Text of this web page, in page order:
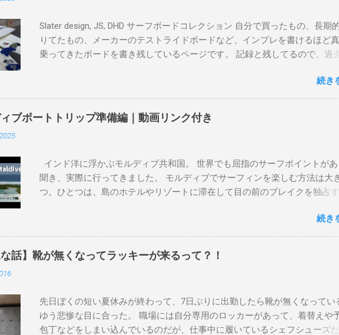
Slater design, JS, DHD サーフボードコレクション 自分で買ったもの、長期
りてたもの、メーカーのテストライドボードなど、インプレを書けるほど
乗ってきたボードを書き残しているページです。 記録と残してるので、過
フボードに乗って、サーフィンの世界にどっぷり浸かりたいですね。 追
上から最も古いボードで最新ボードは一番最後になります。 ホーム バー
ヘッズ、マーメイドビーチ 最もロングライドしてきたポイント スナッパ
レインボーベイ、グリーンマウント、クーリービーチ、キラ、レノックスヘ
トオーシャンロードの崖下、メンタワイ、 身長 170cm 体重 66kg（2018
で）69.5kg (2020年）68.5㎏（2023年）68.5kg （2025年） スタンス ナチュ
DHD DX-1 5'10"×18'3/8×2'3/16 Glassing Team 4×4 Extra Toe patch
design OMNI 5' 3"×18'5/8"×2'1/4" Round tail24.9L Firewire Tomo surfboard
1″×18'1/2″×2'1/4″ 24.5L Rocket Ace Surfboard Bumtail-Catfish 5'5"× 20'1/2
Qu...
続き
ブボートトリップ準備編｜動画リンク付き
インド洋に浮かぶモルディブ共和国。 世界でも屈指のサーフポイントがあ
聞き、実際に行ってきました。 モルディブでサーフィンを楽しむ方法は大
つ。ひとつは、島のホテルやリゾートに滞在して目の前のブレイクを独占
そのボートトリップで、時間と空間の贅沢を存分に味わってきました。 ま
画をご覧ください。 日本からモルディブまでのアクセス 今回のサーフトリ
は、サーフィン系YouTubeチャンネル「よういちチャンネルSpirit Kooks」と
内外のサーフトリップ専門旅行会社「Geekoutトラベル」さんとのコラボ企
ックインカウンター。 今回はスリランカ航空を利用し、スリランカ・コロン
港で乗り換えてモルディブのマレ空港へ向かいました。 預け荷物は30kgま
続き
な話】靴が無くなってラッキーが来るって？！
先日ぼくの短い夏休みが終わって、7日ぶりに出勤したら靴が無くなってい
ゆう悲惨な目に合った。 職場には自分専用のロッカーがあって、着替えや
包丁などをしまい込んでいるのだが、仕事中に履いているシェフシューズ